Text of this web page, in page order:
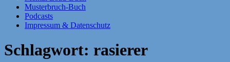
Musterbruch-Buch
Podcasts
Impressum & Datenschutz
Schlagwort: rasierer